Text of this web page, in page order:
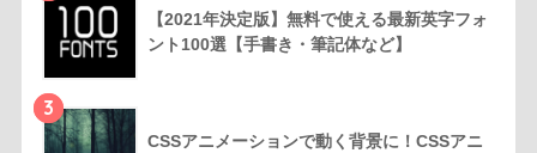
【2021年決定版】無料で使える最新英字フォ
ント100選【手書き・筆記体など】
3
CSSアニメーションで動く背景に！CSSアニ